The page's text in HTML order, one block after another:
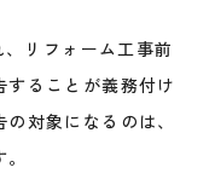
リフォーム工事前
ることが義務付け
対象になるのは、